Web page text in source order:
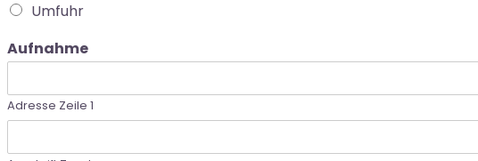
Umfuhr
Aufnahme
Adresse Zeile 1